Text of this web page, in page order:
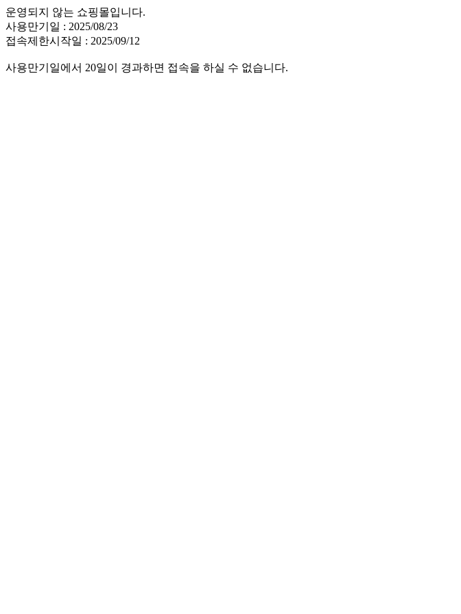
운영되지 않는 쇼핑몰입니다.
사용만기일 : 2025/08/23
접속제한시작일 : 2025/09/12
사용만기일에서 20일이 경과하면 접속을 하실 수 없습니다.